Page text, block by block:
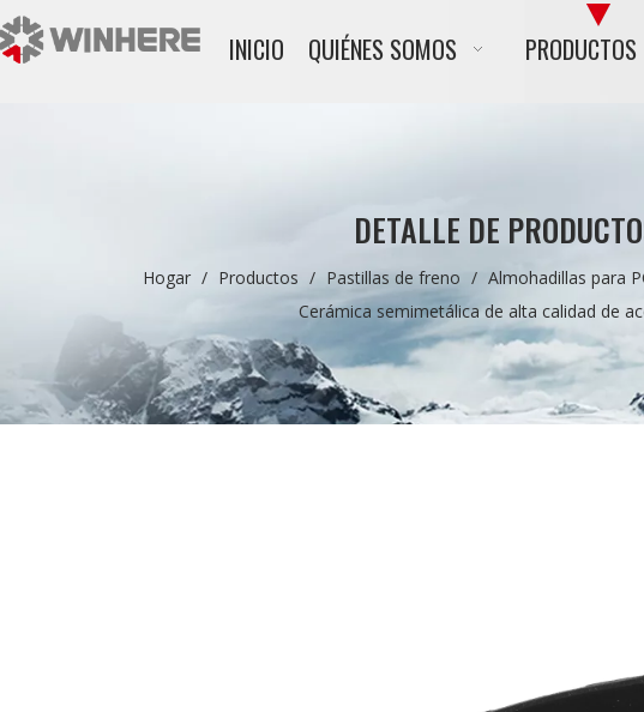
INICIO QUIÉNES SOMOS PRODUCTOS
DETALLE DE
Hogar / Productos / Pastillas de freno / Almohadillas para
Cerámica semimetálica de alta calidad de